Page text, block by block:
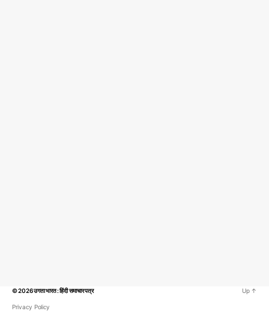
© 2026उगता भारत : हिंदी समाचार पत्र
Privacy Policy
Up ↑